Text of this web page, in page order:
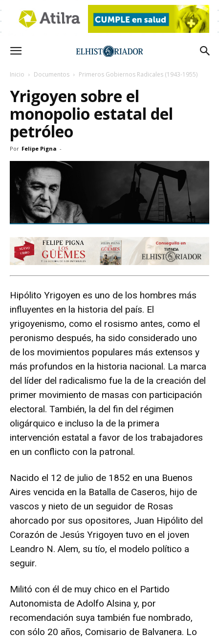
Inicio Documentos Primeros Gobiernos Radicales (1943-1955)
Yrigoyen sobre el
monopolio estatal del
petróleo
Por Felipe Pigna -
Hipólito Yrigoyen es uno de los hombres más
influyentes en la historia del país. El
yrigoyenismo, como el rosismo antes, como el
peronismo después, ha sido considerado uno
de los movimientos populares más extensos y
más profundos en la historia nacional. La marca
del líder del radicalismo fue la de la creación del
primer movimiento de masas con participación
electoral. También, la del fin del régimen
oligárquico e incluso la de la primera
intervención estatal a favor de los trabajadores
en un conflicto con la patronal.
Nacido el 12 de julio de 1852 en una Buenos
Aires vencida en la Batalla de Caseros, hijo de
vascos y nieto de un seguidor de Rosas
ahorcado por sus opositores, Juan Hipólito del
Corazón de Jesús Yrigoyen tuvo en el joven
Leandro N. Alem, su tío, el modelo político a
seguir.
Militó con él de muy chico en el Partido
Autonomista de Adolfo Alsina y, por
recomendación suya también fue nombrado,
con sólo 20 años, Comisario de Balvanera. Lo